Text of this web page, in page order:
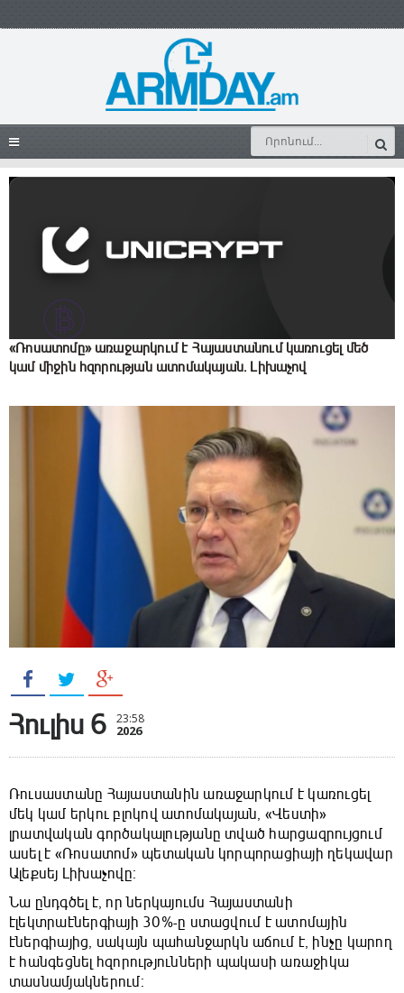
«Ռոսատոմը» առաջարկում է Հայաստանում կառուցել մեծ
կամ միջին հզորության ատոմակայան․ Լիխաչով
Հուլիս 6 23:58
2026
Ռուսաստանը Հայաստանին առաջարկում է կառուցել
մեկ կամ երկու բլոկով ատոմակայան, «Վեստի»
լրատվական գործակալությանը տված հարցազրույցում
ասել է «Ռոսատոմ» պետական ​​կորպորացիայի ղեկավար
Ալեքսեյ Լիխաչովը։
Նա ընդգծել է, որ ներկայումս Հայաստանի
էլեկտրաէներգիայի 30%-ը ստացվում է ատոմային
էներգիայից, սակայն պահանջարկն աճում է, ինչը կարող
է հանգեցնել հզորությունների պակասի առաջիկա
տասնամյակներում։